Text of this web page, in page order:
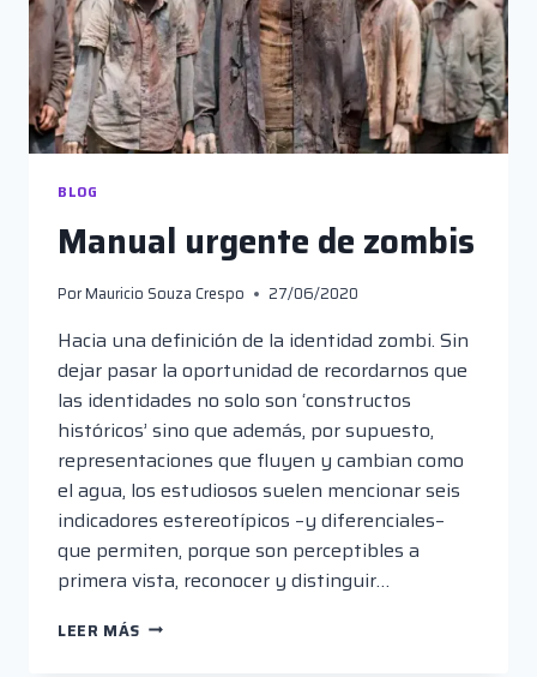
BLOG
Manual urgente de zombis
PorMauricio Souza Crespo 27/06/2020
Hacia una definición de la identidad zombi. Sin
dejar pasar la oportunidad de recordarnos que
las identidades no solo son ‘constructos
históricos’ sino que además, por supuesto,
representaciones que fluyen y cambian como
el agua, los estudiosos suelen mencionar seis
indicadores estereotípicos –y diferenciales–
que permiten, porque son perceptibles a
primera vista, reconocer y distinguir…
LEER MÁS MANUAL